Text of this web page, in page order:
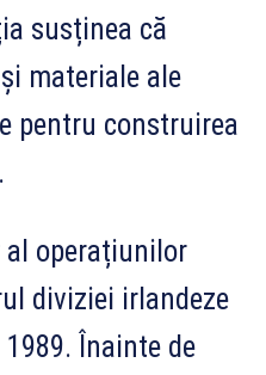
susținea că
materiale ale
pentru construirea
al operațiunilor
diviziei irlandeze
Înainte de